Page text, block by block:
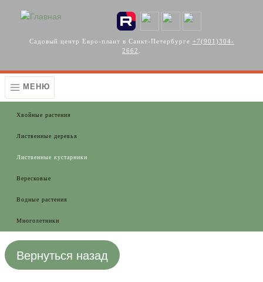
Садовый центр Евро-плант в Санкт-Петербурге +7(901)304-
2662
МЕНЮ
Хвойные растения
Лиственные деревья
Лиственные кустарники
Вересковые
Водные растения
Многолетники
Вернуться назад